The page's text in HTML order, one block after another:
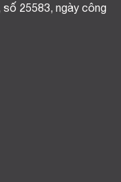
số 25583, ngày công